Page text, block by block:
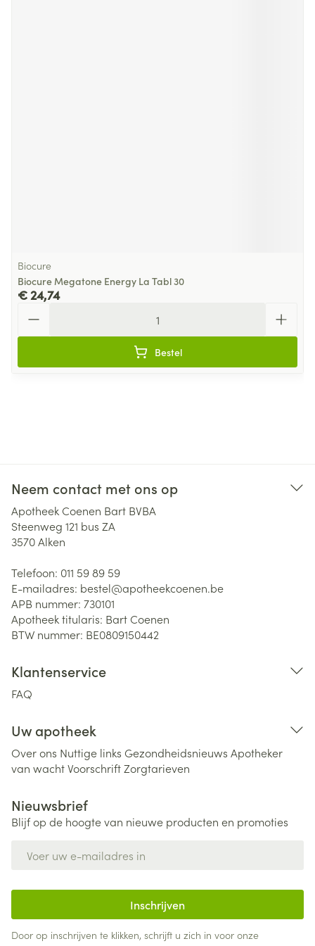
Biocure
Biocure Megatone Energy La Tabl 30
€ 24,74
Bestel
Neem contact met ons op
Apotheek Coenen Bart BVBA
Steenweg 121 bus ZA
3570Alken
Telefoon: 011 59 89 59
E-mailadres: bestel@apotheekcoenen.be
APB nummer: 730101
Apotheek titularis: Bart Coenen
BTW nummer: BE0809150442
Klantenservice
FAQ
Uw apotheek
Over ons Nuttige links Gezondheidsnieuws Apotheker
van wachtVoorschriftZorgtarieven
Nieuwsbrief
Blijf op de hoogte van nieuwe producten en promoties
Inschrijven
Door op inschrijven te klikken, schrijft u zich in voor onze